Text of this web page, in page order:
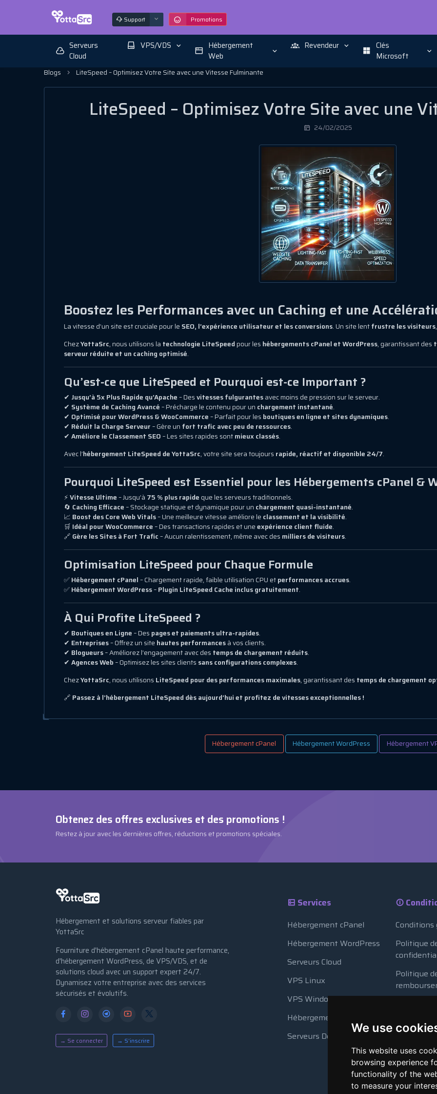
We use
This website uses
browsing experience
functionality of the
to measure your
Support Promotions
Serveurs
Cloud
VPS/VDS
Hébergement
Web
Revendeur
Clés
Microsoft
Blogs LiteSpeed – Optimisez Votre Site avec une Vitesse Fulminante
LiteSpeed – Optimisez Votre Site avec une
24/02/2025
Boostez les Performances avec un Caching et une
La vitesse d’un site est cruciale pour le SEO, l’expérience utilisateur et les conversions. Un site lentfrustre les visiteurs
ChezYottaSrc, nous utilisons la technologie LiteSpeedpour les hébergements cPanel et WordPress, garantissant des
serveur réduite et un caching optimisé.
Qu’est-ce que LiteSpeed et Pourquoi est-ce Important ?
✔ Jusqu’à 5x Plus Rapide qu’Apache– Desvitesses fulgurantesavec moins de pression sur le serveur.
✔ Système de Caching Avancé– Précharge le contenu pour un chargement instantané.
✔ Optimisé pour WordPress & WooCommerce– Parfait pour les boutiques en ligne et sites dynamiques.
✔ Réduit la Charge Serveur– Gère un fort trafic avec peu de ressources.
✔ Améliore le Classement SEO– Les sites rapides sontmieux classés.
Avec l’hébergement LiteSpeed de YottaSrc, votre site sera toujours rapide, réactif et disponible 24/7.
Pourquoi LiteSpeed est Essentiel pour les Hébergements cPanel &
⚡Vitesse Ultime– Jusqu’à 75 % plus rapideque les serveurs traditionnels.
🔄 Caching Efficace– Stockage statique et dynamique pour un chargement quasi-instantané.
📈 Boost des Core Web Vitals– Une meilleure vitesse améliore le classement et la visibilité.
🛒 Idéal pour WooCommerce– Des transactions rapides et uneexpérience client fluide.
🔗 Gère les Sites à Fort Trafic– Aucun ralentissement, même avec des milliers de visiteurs.
Optimisation LiteSpeed pour Chaque Formule
✅Hébergement cPanel– Chargement rapide, faible utilisation CPU etperformances accrues.
✅Hébergement WordPress–Plugin LiteSpeed Cache inclus gratuitement.
À Qui Profite LiteSpeed ?
✔ Boutiques en Ligne– Des pages et paiements ultra-rapides.
✔ Entreprises– Offrez un site hautes performancesà vos clients.
✔ Blogueurs– Améliorez l’engagement avec des temps de chargement réduits.
✔ Agences Web– Optimisez les sites clients sans configurations complexes.
ChezYottaSrc, nous utilisons LiteSpeed pour des performances maximales, garantissant des temps de chargement
🔗 Passez à l’hébergement LiteSpeed dès aujourd’hui et profitez de vitesses exceptionnelles !
Hébergement cPanel Hébergement WordPress Hébergement
Obtenez des offres exclusives et des promotions !
Restez à jour avec les dernières offres, réductions et promotions spéciales.
Hébergement et solutions serveur fiables par
YottaSrc
Fourniture d'hébergement cPanel haute performance,
d'hébergement WordPress, de VPS/VDS, et de
solutions cloud avec un support expert 24/7.
Dynamisez votre entreprise avec des services
sécurisés et évolutifs.
→ Se connecter → S’inscrire
Services
Hébergement cPanel
Hébergement WordPress
Serveurs Cloud
VPS Linux
VPS Windows
Hébergement Revendeur
Serveurs Dédiés
Conditions
Politique
Politique
Utilisation